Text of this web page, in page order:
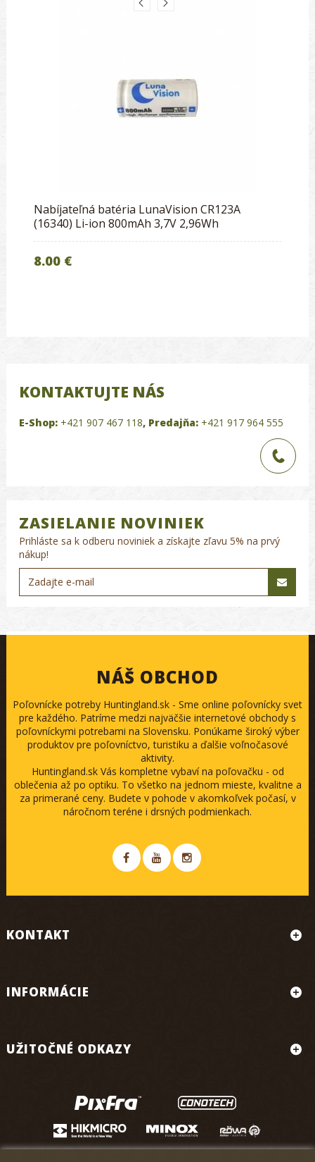
Nabíjateľná batéria LunaVision CR123A
(16340) Li-ion 800mAh 3,7V 2,96Wh
8.00 €
KONTAKTUJTE NÁS
E-Shop: +421 907 467 118, Predajňa: +421 917 964 555
ZASIELANIE NOVINIEK
Prihláste sa k odberu noviniek a získajte zľavu 5% na prvý
nákup!
NÁŠ OBCHOD
Poľovnícke potreby Huntingland.sk - Sme online poľovnícky svet
pre každého. Patríme medzi najväčšie internetové obchody s
poľovníckymi potrebami na Slovensku. Ponúkame široký výber
produktov pre poľovníctvo, turistiku a ďalšie voľnočasové
aktivity.
Huntingland.sk Vás kompletne vybaví na poľovačku - od
oblečenia až po optiku. To všetko na jednom mieste, kvalitne a
za primerané ceny. Budete v pohode v akomkoľvek počasí, v
náročnom teréne i drsných podmienkach.
KONTAKT
INFORMÁCIE
UŽITOČNÉ ODKAZY